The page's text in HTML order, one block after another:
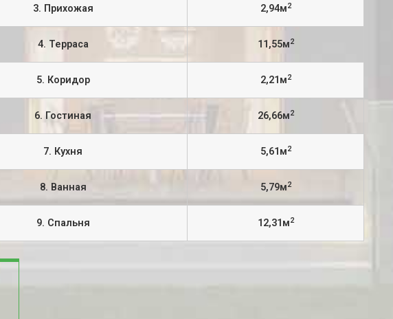
3. Прихожая 2,94м2
4. Терраса 11,55м2
5. Коридор 2,21м2
6. Гостиная 26,66м2
7. Кухня 5,61м2
8. Ванная 5,79м2
9. Спальня 12,31м2